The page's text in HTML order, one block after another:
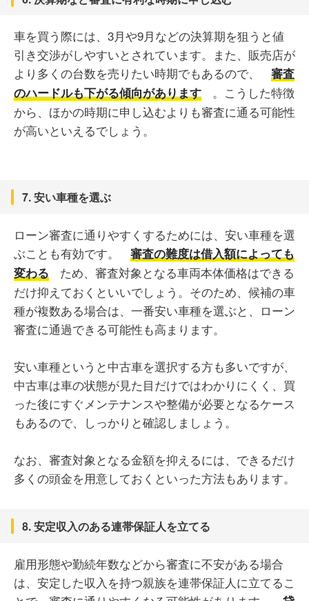
車を買う際には、3月や9月などの決算期を狙うと値
引き交渉がしやすいとされています。また、販売店が
より多くの台数を売りたい時期でもあるので、
審査
のハードルも下がる傾向があります
。こうした特徴
から、ほかの時期に申し込むよりも審査に通る可能性
が高いといえるでしょう。
7. 安い車種を選ぶ
ローン審査に通りやすくするためには、安い車種を選
ぶことも有効です。
審査の難度は借入額によっても
変わる
ため、審査対象となる車両本体価格はできる
だけ抑えておくといいでしょう。そのため、候補の車
種が複数ある場合は、一番安い車種を選ぶと、ローン
審査に通過できる可能性も高まります。
安い車種というと中古車を選択する方も多いですが、
中古車は車の状態が見た目だけではわかりにくく、買
った後にすぐメンテナンスや整備が必要となるケース
もあるので、しっかりと確認しましょう。
なお、審査対象となる金額を抑えるには、できるだけ
多くの頭金を用意しておくといった方法もあります。
8. 安定収入のある連帯保証人を立てる
雇用形態や勤続年数などから審査に不安がある場合
は、安定した収入を持つ親族を連帯保証人に立てるこ